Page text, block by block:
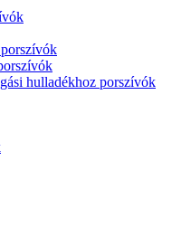
hulladékhoz porszívók